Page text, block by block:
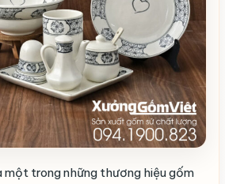
một trong những thương hiệu gốm